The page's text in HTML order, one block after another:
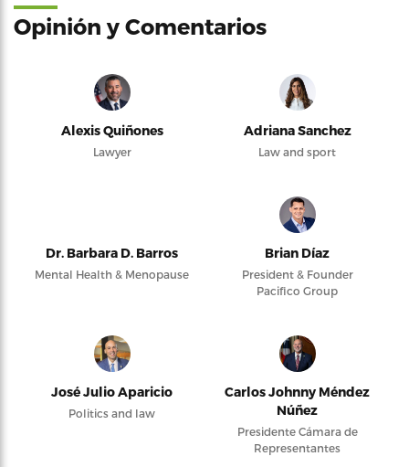
Opinión y Comentarios
Alexis Quiñones
Lawyer
Adriana Sanchez
Law and sport
Dr. Barbara D. Barros
Mental Health & Menopause
Brian Díaz
President & Founder
Pacifico Group
José Julio Aparicio
Politics and law
Carlos Johnny Méndez
Núñez
Presidente Cámara de
Representantes